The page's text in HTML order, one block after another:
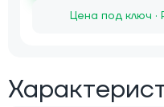
Цена под ключ ·